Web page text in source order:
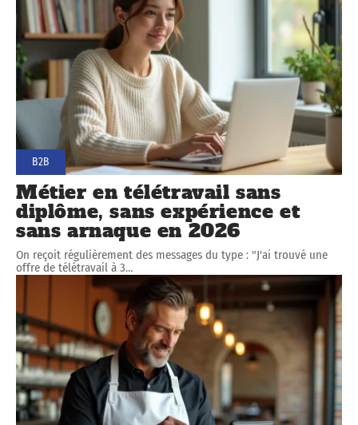
B2B
Métier en télétravail sans
diplôme, sans expérience et
sans arnaque en 2026
On reçoit régulièrement des messages du type : "J'ai trouvé une
offre de télétravail à 3…